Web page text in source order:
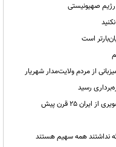
صهیونیستی
است
نداشتند همه سهیم هستند